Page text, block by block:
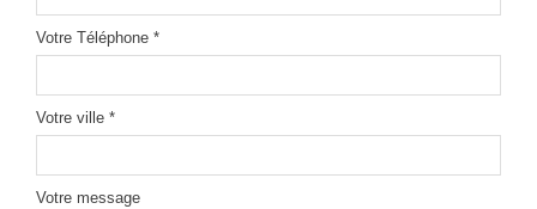
Votre Téléphone *
Votre ville *
Votre message